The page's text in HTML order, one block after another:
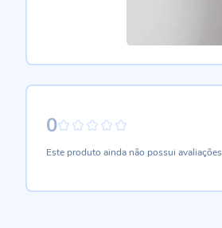
0
Este produto ainda não possui avaliações